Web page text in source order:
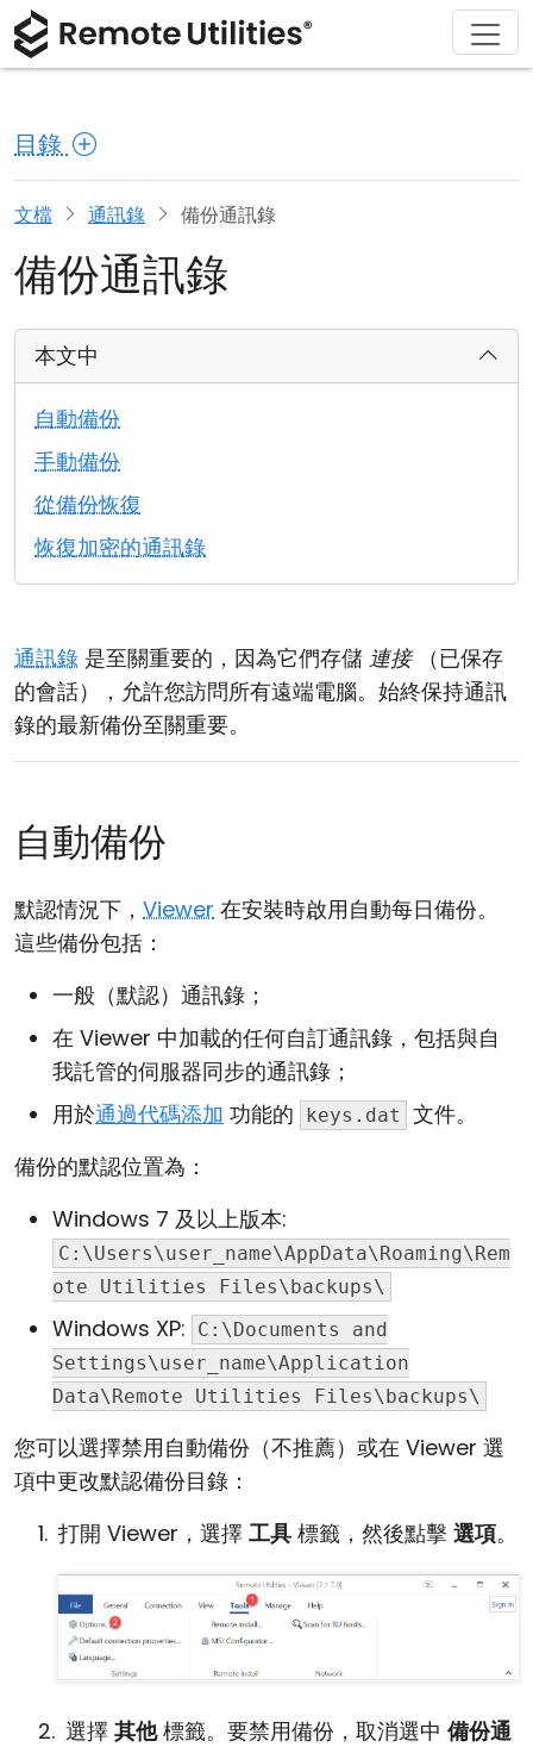
目錄
文檔 通訊錄 備份通訊錄
備份通訊錄
本文中
自動備份
手動備份
從備份恢復
恢復加密的通訊錄
通訊錄 是至關重要的，因為它們存儲 連接（已保存
的會話），允許您訪問所有遠端電腦。始終保持通訊
錄的最新備份至關重要。
自動備份
默認情況下， Viewer 在安裝時啟用自動每日備份。
這些備份包括：
一般（默認）通訊錄；
在 Viewer 中加載的任何自訂通訊錄，包括與自
我託管的伺服器同步的通訊錄；
用於通過代碼添加 功能的 keys.dat
文件。
備份的默認位置為：
Windows 7 及以上版本:
C:\Users\user_name\AppData\Roaming\Rem
ote Utilities Files\backups\
Windows XP:
C:\Documents and
Settings\user_name\Application
Data\Remote Utilities Files\backups\
您可以選擇禁用自動備份（不推薦）或在 Viewer 選
項中更改默認備份目錄：
打開 Viewer，選擇 工具 標籤，然後點擊 選項。
選擇 其他標籤。要禁用備份，取消選中 備份通
產品
安全性
螢幕截圖
版本說明
連接模式
無人值守訪問
活動目錄支援
MSI 配置
雲端與內部部署
解決方案
製造與零售
醫療保健
教育與政府
資訊技術
下載
macOS
Linux
iOS/Android
購買
許可證助手
升級您的許可證
支援
文檔
知識庫
關於
新聞稿
寫評論